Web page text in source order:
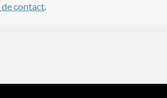
contact.